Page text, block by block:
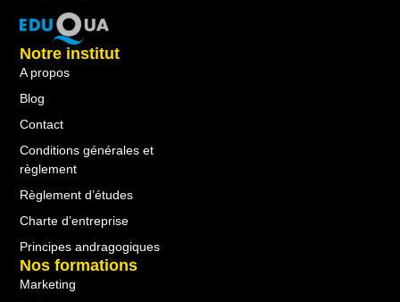
Nos formations
Marketing
Notre institut
A propos
Blog
Contact
Conditions générales et
règlement
Règlement d’études
Charte d’entreprise
Principes andragogiques